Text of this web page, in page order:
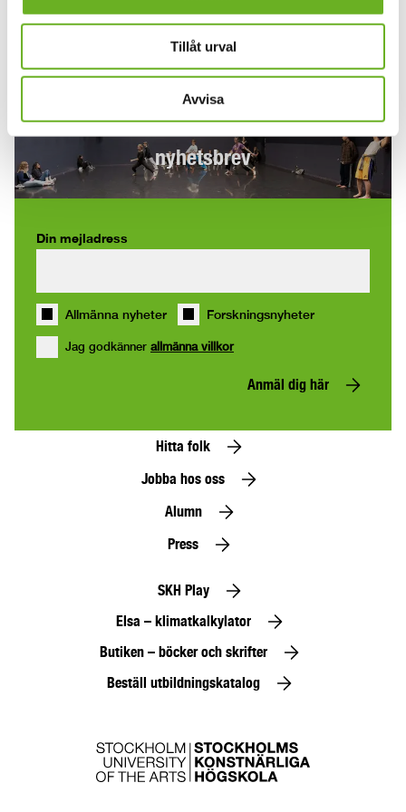
Tillåt urval
Avvisa
Anmäl dig till våra
nyhetsbrev
Din mejladress
Allmänna nyheter Forskningsnyheter
Jag godkänner allmänna villkor
Anmäl dig här
Hitta folk
Jobba hos oss
Alumn
Press
SKH Play
Elsa – klimatkalkylator
Butiken – böcker och skrifter
Beställ utbildningskatalog